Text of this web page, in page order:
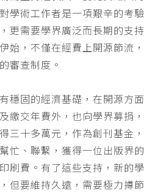
學術工作者是一項艱辛的考
更需要學界廣泛而長期的支
始，不僅在經費上開源節流
審查制度。
穩固的經濟基礎，在開源方
繳交年費外，也向學界募捐
三十多萬元，作為創刊基金
忙、聯繫，獲得一位出版界
刷費。有了這些支持，新的
但要維持久遠，需要極力撙